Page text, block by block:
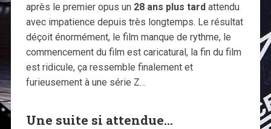
après le premier opus un 28 ans plus tard attendu
avec impatience depuis très longtemps. Le résultat
déçoit énormément, le film manque de rythme, le
commencement du film est caricatural, la fin du film
est ridicule, ça ressemble finalement et
furieusement à une série Z…
Une suite si attendue…